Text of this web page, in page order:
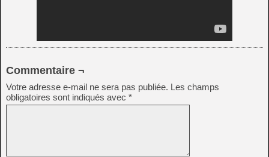
Commentaire ¬
Votre adresse e-mail ne sera pas publiée. Les champs
obligatoires sont indiqués avec *